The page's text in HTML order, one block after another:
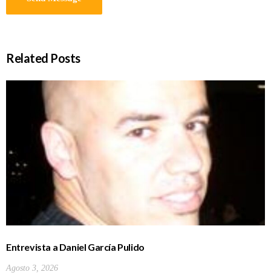
Related Posts
Entrevista a Daniel García Pulido
Agosto 3, 2026